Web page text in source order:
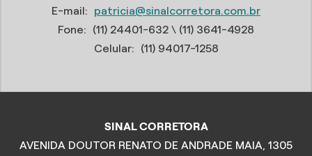
E-mail:
patricia@sinalcorretora.com.br
Fone:
(11) 24401-632 \ (11) 3641-4928
Celular:
(11) 94017-1258
SINAL CORRETORA
AVENIDA DOUTOR RENATO DE ANDRADE MAIA, 1305